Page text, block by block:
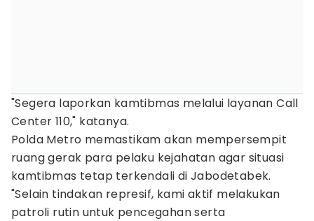
"Segera laporkan kamtibmas melalui layanan Call
Center 110," katanya.
Polda Metro memastikam akan mempersempit
ruang gerak para pelaku kejahatan agar situasi
kamtibmas tetap terkendali di Jabodetabek.
"Selain tindakan represif, kami aktif melakukan
patroli rutin untuk pencegahan serta